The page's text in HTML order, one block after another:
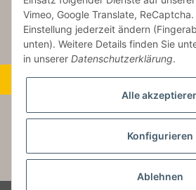
Widerrufsbutton
* Alle Preise inkl. gesetzlicher USt., zzgl.
Vimeo, Google Translate,
Einstellung jederzeit ändern
unten). Weitere Details finden Sie
in unserer Datenschutzerklärung.
Alle
Konfigurieren
Ablehnen